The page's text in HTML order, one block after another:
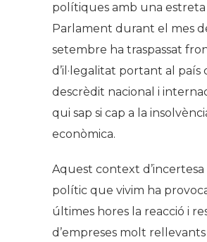
polítiques amb una estreta
Parlament durant el mes
setembre ha traspassat
d’il·legalitat portant al país
descrèdit nacional i
qui sap si cap a la
econòmica.
Aquest context d’incertesa
polític que vivim ha
últimes hores la reacció i
d’empreses molt